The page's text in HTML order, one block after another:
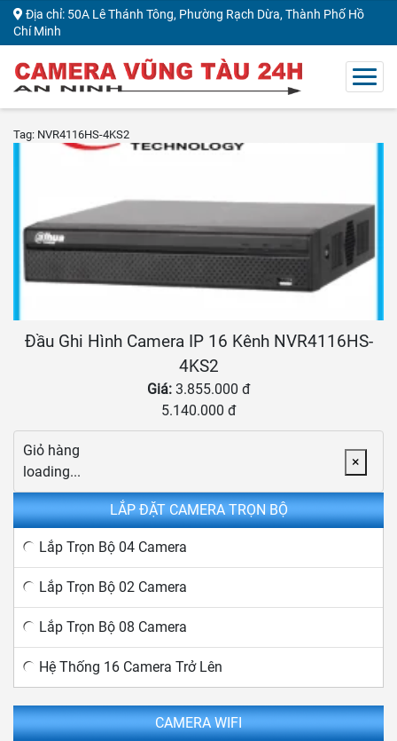
Địa chỉ: 50A Lê Thánh Tông, Phường Rạch Dừa, Thành Phố Hồ
Chí Minh
Tag: NVR4116HS-4KS2
Đầu Ghi Hình Camera IP 16 Kênh NVR4116HS-
4KS2
Giá: 3.855.000 đ
5.140.000 đ
×
Giỏ hàng
loading...
LẮP ĐẶT CAMERA TRỌN BỘ
Lắp Trọn Bộ 04 Camera
Lắp Trọn Bộ 02 Camera
Lắp Trọn Bộ 08 Camera
Hệ Thống 16 Camera Trở Lên
CAMERA WIFI